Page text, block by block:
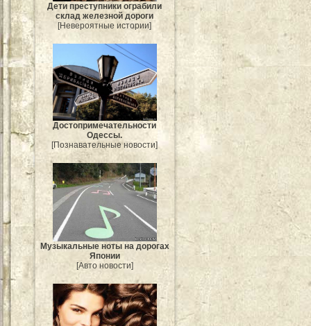
Дети преступники ограбили
склад железной дороги
[Невероятные истории]
Достопримечательности
Одессы.
[Познавательные новости]
Музыкальные ноты на дорогах
Японии
[Авто новости]